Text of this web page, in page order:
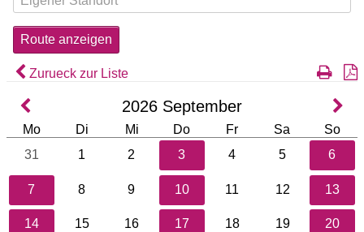
Zurueck zur Liste
2026 September
Mo Di Mi Do Fr Sa
So
31
1 2 3 4 5 6
7 8 9 10 11 12 13
14 15 16 17 18 19 20